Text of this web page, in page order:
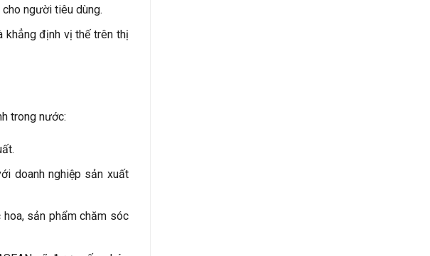
người tiêu dùng.
khẳng định vị thế trên thị
trong nước:
doanh nghiệp sản xuất
sản phẩm chăm sóc